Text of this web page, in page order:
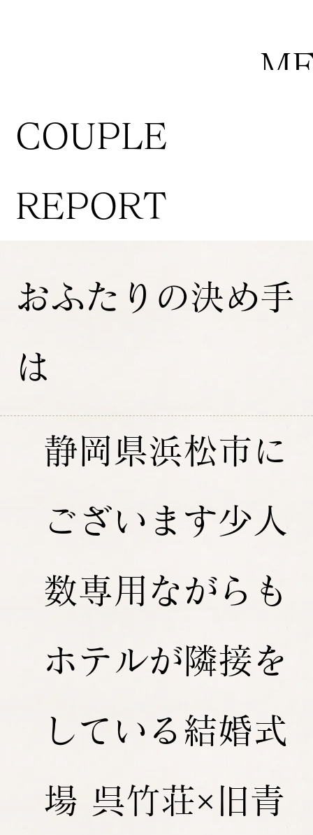
COUPLE
REPORT
おふたりの決め手
は
静岡県浜松市に
ございます少人
数専用ながらも
ホテルが隣接を
している結婚式
場 呉竹荘×旧青